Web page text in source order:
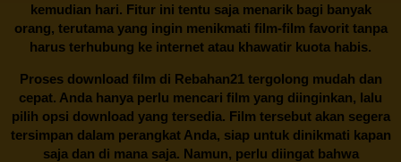
kemudian hari. Fitur ini tentu saja menarik bagi banyak
orang, terutama yang ingin menikmati film-film favorit tanpa
harus terhubung ke internet atau khawatir kuota habis.
Proses download film di Rebahan21tergolong mudah dan
cepat. Anda hanya perlu mencari film yang diinginkan, lalu
pilih opsi download yang tersedia. Film tersebut akan segera
tersimpan dalam perangkat Anda, siap untuk dinikmati kapan
saja dan di mana saja. Namun, perlu diingat bahwa